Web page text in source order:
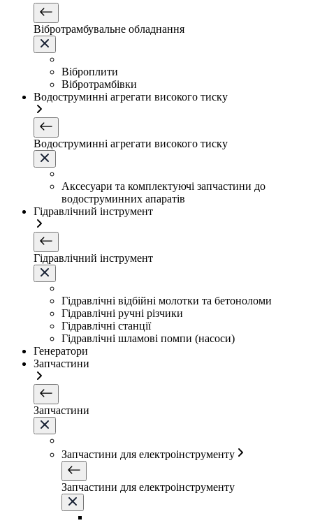
Вібротрамбувальне обладнання
Віброплити
Вібротрамбівки
Водоструминні агрегати високого тиску
Водоструминні агрегати високого тиску
Аксесуари та комплектуючі запчастини до
водоструминних апаратів
Гідравлічний інструмент
Гідравлічний інструмент
Гідравлічні відбійні молотки та бетоноломи
Гідравлічні ручні різчики
Гідравлічні станції
Гідравлічні шламові помпи (насоси)
Генератори
Запчастини
Запчастини
Запчастини для електроінструменту
Запчастини для електроінструменту